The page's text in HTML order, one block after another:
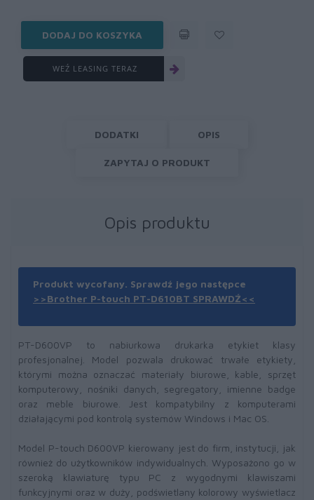
DODAJ DO KOSZYKA
WEŹ LEASING TERAZ
DODATKI OPIS
ZAPYTAJ O PRODUKT
Opis produktu
Produkt wycofany. Sprawdź jego następce
>>Brother P-touch PT-D610BT SPRAWDŹ<<
PT-D600VP to nabiurkowa drukarka etykiet klasy
profesjonalnej. Model pozwala drukować trwałe etykiety,
którymi można oznaczać materiały biurowe, kable, sprzęt
komputerowy, nośniki danych, segregatory, imienne badge
oraz meble biurowe. Jest kompatybilny z komputerami
działającymi pod kontrolą systemów Windows i Mac OS.
Model P-touch D600VP kierowany jest do firm, instytucji, jak
również do użytkowników indywidualnych. Wyposażono go w
szeroką klawiaturę typu PC z wygodnymi klawiszami
funkcyjnymi oraz w duży, podświetlany kolorowy wyświetlacz